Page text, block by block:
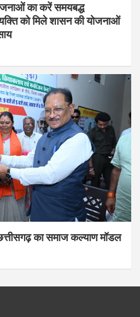
का करें समयबद्ध
को मिले शासन की योजनाओं
का समाज कल्याण मॉडल